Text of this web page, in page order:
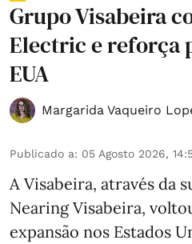
Grupo Visabeira
Electric e reforça
EUA
Margarida Vaqueiro
Publicado a: 05 Agosto 2026,
A Visabeira, através da
Nearing Visabeira,
expansão nos Estados